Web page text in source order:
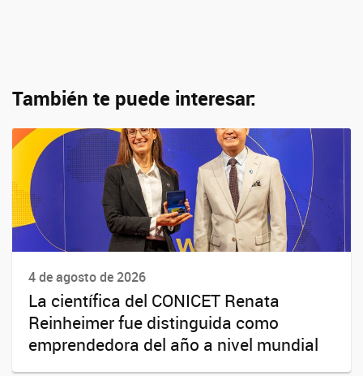
También te puede interesar:
4 de agosto de 2026
La científica del CONICET Renata
Reinheimer fue distinguida como
emprendedora del año a nivel mundial